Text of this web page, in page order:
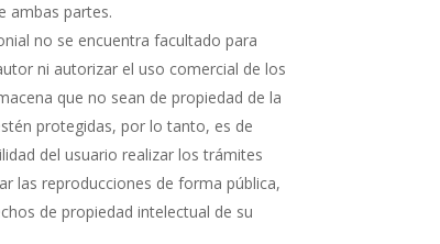
ambas partes.
no se encuentra facultado para
ni autorizar el uso comercial de los
que no sean de propiedad de la
protegidas, por lo tanto, es de
del usuario realizar los trámites
las reproducciones de forma pública,
de propiedad intelectual de su